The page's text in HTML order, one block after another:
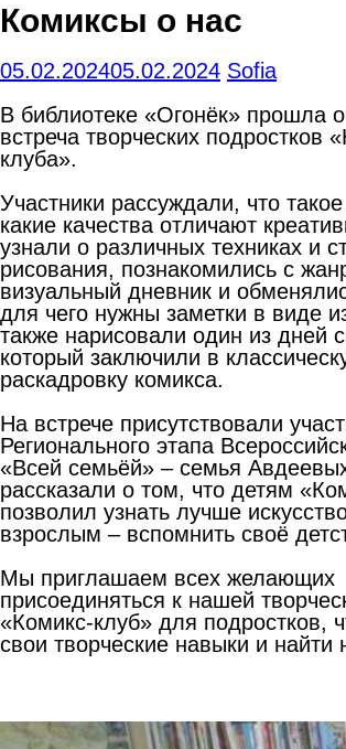
Комиксы о нас
05.02.202405.02.2024 Sofia
В библиотеке «Огонёк» прошла
встреча творческих подростков
клуба».
Участники рассуждали, что
какие качества отличают
узнали о различных техниках и
рисования, познакомились с
визуальный дневник и
для чего нужны заметки в виде
также нарисовали один из дней
который заключили в
раскадровку комикса.
На встрече присутствовали
Регионального этапа
«Всей семьёй» – семья
рассказали о том, что детям
позволил узнать лучше
взрослым – вспомнить своё
Мы приглашаем всех желающих
присоединяться к нашей
«Комикс-клуб» для подростков,
свои творческие навыки и найти